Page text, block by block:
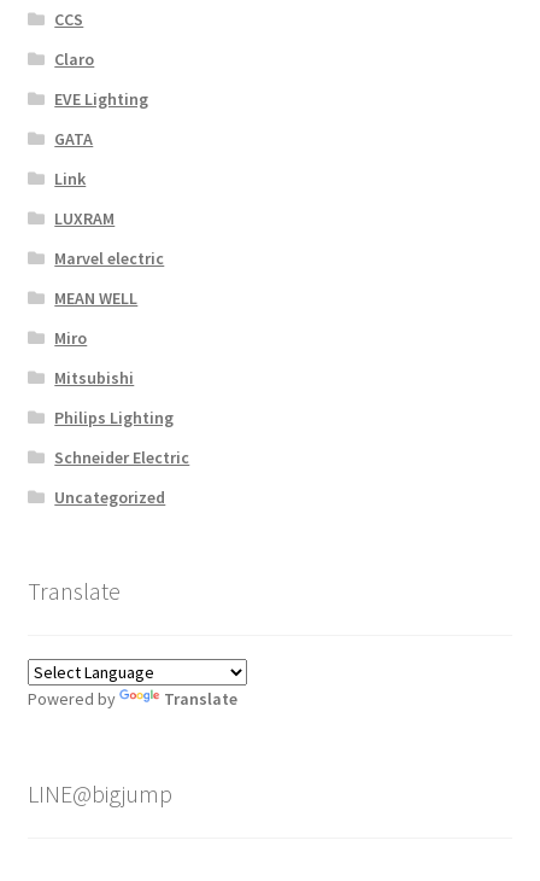
CCS
Claro
EVE Lighting
GATA
Link
LUXRAM
Marvel electric
MEAN WELL
Miro
Mitsubishi
Philips Lighting
Schneider Electric
Uncategorized
Translate
Powered by Translate
LINE@bigjump